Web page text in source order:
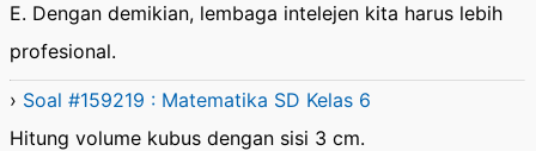
E. Dengan demikian, lembaga intelejen kita harus lebih
profesional.
› Soal #159219 : Matematika SD Kelas 6
Hitung volume kubus dengan sisi 3 cm.